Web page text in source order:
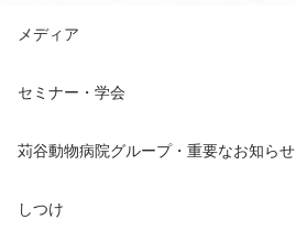
メディア
セミナー・学会
苅谷動物病院グループ・重要なお知らせ
しつけ